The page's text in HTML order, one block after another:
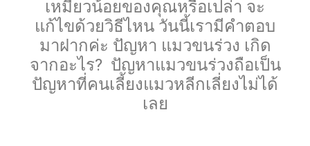
เหมียวน้อยของคุณหรือเปล่า จะ
แก้ไขด้วยวิธีไหน วันนี้เรามีคำตอบ
มาฝากค่ะ ปัญหา แมวขนร่วง เกิด
จากอะไร? ปัญหาแมวขนร่วงถือเป็น
ปัญหาที่คนเลี้ยงแมวหลีกเลี่ยงไม่ได้
เลย